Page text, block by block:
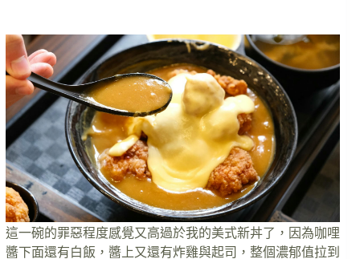
這一碗的罪惡程度感覺又高過於我的美式新丼了，因為咖哩
醬下面還有白飯，醬上又還有炸雞與起司，整個濃郁值拉到